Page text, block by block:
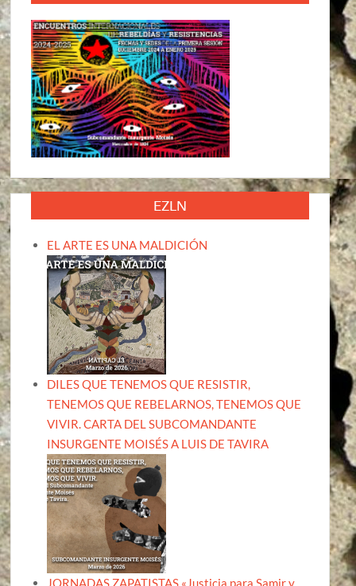
EZLN
EL ARTE ES UNA MALDICIÓN
DILES QUE TENEMOS QUE RESISTIR,
TENEMOS QUE REBELARNOS, TENEMOS QUE
VIVIR. CARTA DEL SUBCOMANDANTE
INSURGENTE MOISÉS A LUIS DE TAVIRA
JORNADAS ZAPATISTAS «Justicia para Samir y